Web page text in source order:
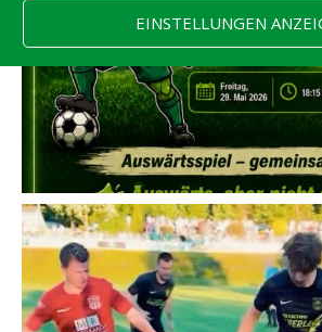
EINSTELLUNGEN